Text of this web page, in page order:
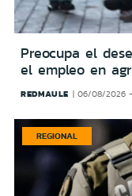
Preocupa el
el empleo en
REDMAULE 06/08/2026 -
REGIONAL